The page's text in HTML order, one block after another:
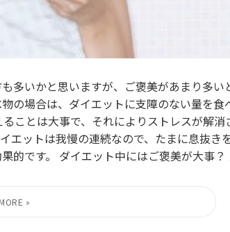
多いかと思いますが、ご褒美があまり多い
の場合は、ダイエットに支障のない量を食
ことは大事で、それによりストレスが解消
エットは我慢の連続なので、たまに息抜き
的です。 ダイエット中にはご褒美が大事？